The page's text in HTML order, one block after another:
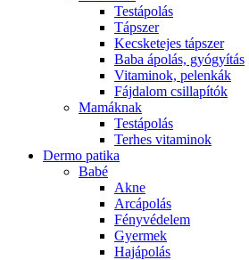
Testápolás
Tápszer
Kecsketejes tápszer
Baba ápolás, gyógyítás
Vitaminok, pelenkák
Fájdalom csillapítók
Mamáknak
Testápolás
Terhes vitaminok
Dermo patika
Babé
Akne
Arcápolás
Fényvédelem
Gyermek
Hajápolás